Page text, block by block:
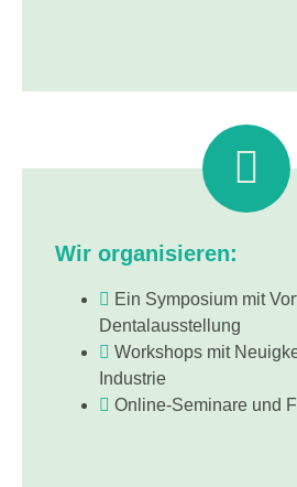
Wir organisieren:
Ein Symposium mit
Dentalausstellung
Workshops mit
Industrie
Online-Seminare und